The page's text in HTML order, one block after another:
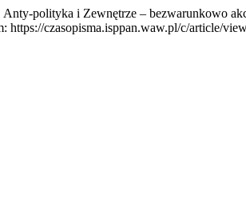
polityka i Zewnętrze – bezwarunkowo
https://czasopisma.isppan.waw.pl/c/article/